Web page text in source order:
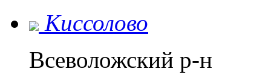
Киссолово
Всеволожский р-н